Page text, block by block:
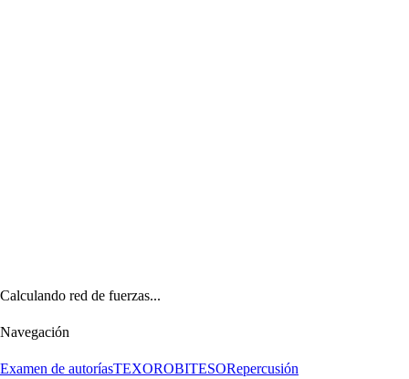
Calculando red de fuerzas...
Navegación
Examen de autoríasTEXOROBITESORepercusión